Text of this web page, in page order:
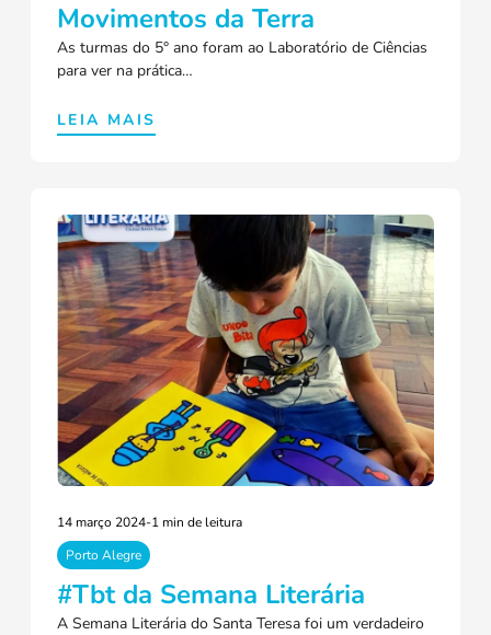
Movimentos da Terra
As turmas do 5° ano foram ao Laboratório de Ciências
para ver na prática…
LEIA MAIS
14 março 2024-1 min de leitura
Porto Alegre
#Tbt da Semana Literária
A Semana Literária do Santa Teresa foi um verdadeiro